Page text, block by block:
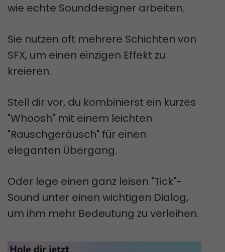
wie echte Sounddesigner arbeiten.
Sie nutzen oft mehrere Schichten von
SFX, um einen einzigen Effekt zu
kreieren.
Stell dir vor, du kombinierst ein kurzes
"Whoosh" mit einem leichten
"Rauschgeräusch" für einen
eleganten Übergang.
Oder lege einen ganz leisen "Tick"-
Sound unter einen wichtigen Dialog,
um ihm mehr Bedeutung zu verleihen.